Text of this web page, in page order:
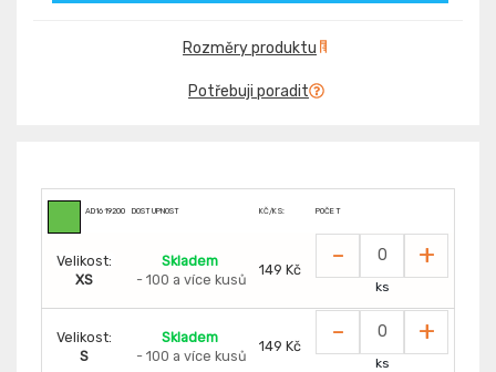
Rozměry produktu
Potřebuji poradit
AD1619200 DOSTUPNOST KČ/KS: POČET
Velikost:
XS
Skladem
- 100 a více kusů
149 Kč - +
ks
Velikost:
S
Skladem
- 100 a více kusů
149 Kč - +
ks